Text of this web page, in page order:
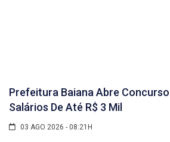
Prefeitura Baiana Abre
Salários De Até R$ 3 Mil
03 AGO 2026 - 08:21H